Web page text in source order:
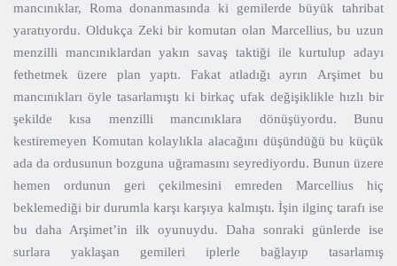
mancınıklar, Roma donanmasında ki gemilerde büyük tahribat
yaratıyordu. Oldukça Zeki bir komutan olan Marcellius, bu uzun
menzilli mancınıklardan yakın savaş taktiği ile kurtulup adayı
fethetmek üzere plan yaptı. Fakat atladığı ayrın Arşimet bu
mancınıkları öyle tasarlamıştı ki birkaç ufak değişiklikle hızlı bir
şekilde kısa menzilli mancınıklara dönüşüyordu. Bunu
kestiremeyen Komutan kolaylıkla alacağını düşündüğü bu küçük
ada da ordusunun bozguna uğramasını seyrediyordu. Bunun üzere
hemen ordunun geri çekilmesini emreden Marcellius hiç
beklemediği bir durumla karşı karşıya kalmıştı. İşin ilginç tarafı ise
bu daha Arşimet’in ilk oyunuydu. Daha sonraki günlerde ise
surlara yaklaşan gemileri iplerle bağlayıp tasarlamış